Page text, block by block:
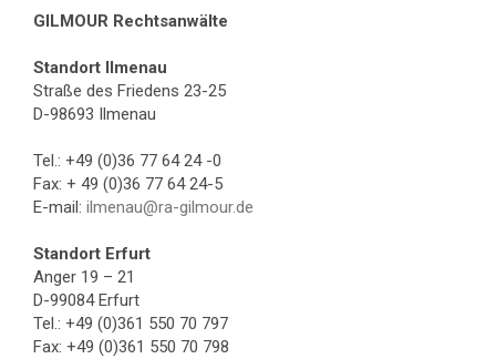
GILMOUR Rechtsanwälte
Standort Ilmenau
Straße des Friedens 23-25
D-98693 Ilmenau
Tel.: +49 (0)36 77 64 24 -0
Fax: + 49 (0)36 77 64 24-5
E-mail: ilmenau@ra-gilmour.de
Standort Erfurt
Anger 19 – 21
D-99084 Erfurt
Tel.: +49 (0)361 550 70 797
Fax: +49 (0)361 550 70 798